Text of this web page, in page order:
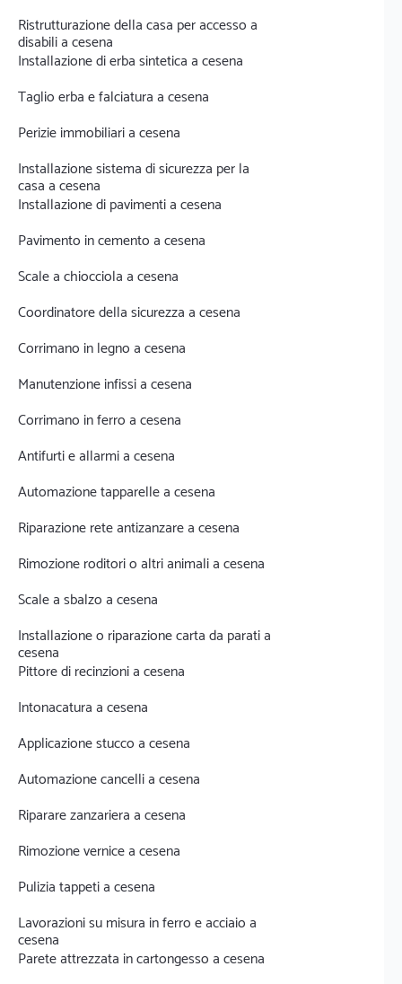
Ristrutturazione della casa per accesso a
disabili a cesena
Installazione di erba sintetica a cesena
Taglio erba e falciatura a cesena
Perizie immobiliari a cesena
Installazione sistema di sicurezza per la
casa a cesena
Installazione di pavimenti a cesena
Pavimento in cemento a cesena
Scale a chiocciola a cesena
Coordinatore della sicurezza a cesena
Corrimano in legno a cesena
Manutenzione infissi a cesena
Corrimano in ferro a cesena
Antifurti e allarmi a cesena
Automazione tapparelle a cesena
Riparazione rete antizanzare a cesena
Rimozione roditori o altri animali a cesena
Scale a sbalzo a cesena
Installazione o riparazione carta da parati a
cesena
Pittore di recinzioni a cesena
Intonacatura a cesena
Applicazione stucco a cesena
Automazione cancelli a cesena
Riparare zanzariera a cesena
Rimozione vernice a cesena
Pulizia tappeti a cesena
Lavorazioni su misura in ferro e acciaio a
cesena
Parete attrezzata in cartongesso a cesena